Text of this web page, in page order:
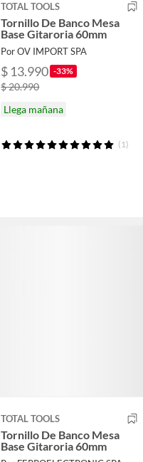
TOTAL TOOLS
Tornillo De Banco Mesa
Base Gitaroria 60mm
Por OV IMPORT SPA
$ 13.990 -33%
$ 20.990
Llega mañana
(1)
TOTAL TOOLS
Tornillo De Banco Mesa
Base Gitaroria 60mm